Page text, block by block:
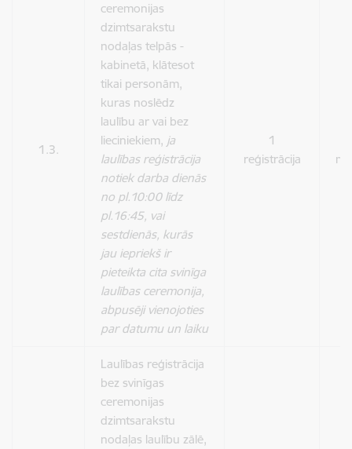
1.3.
ceremonijas
dzimtsarakstu
nodaļas telpās -
kabinetā, klātesot
tikai personām,
kuras noslēdz
laulību ar vai bez
lieciniekiem, ja
laulības reģistrācija
notiek darba dienās
no pl.10:00 līdz
pl.16:45, vai
sestdienās, kurās
jau iepriekš ir
pieteikta cita svinīga
laulības ceremonija,
abpusēji vienojoties
par datumu un laiku
1
reģistrācija
Laulības reģistrācija
bez svinīgas
ceremonijas
dzimtsarakstu
nodaļas laulību zālē,